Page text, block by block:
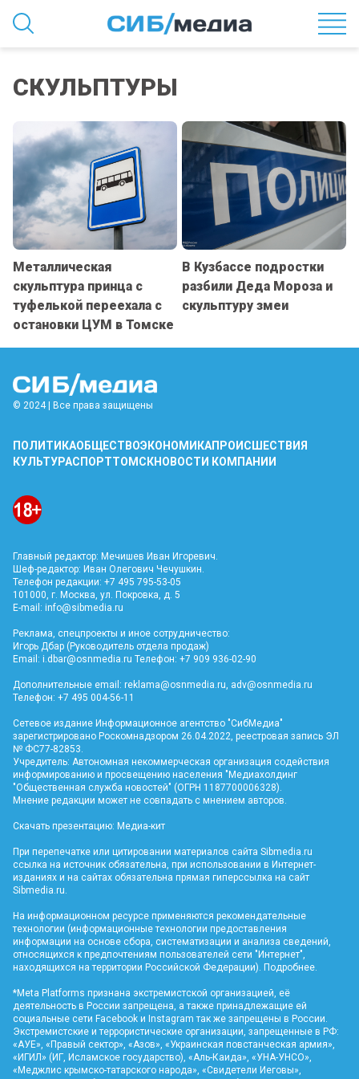
СКУЛЬПТУРЫ
Металлическая
скульптура принца с
туфелькой переехала с
остановки ЦУМ в Томске
В Кузбассе подростки
разбили Деда Мороза и
скульптуру змеи
© 2024 | Все права защищены
ПОЛИТИКАОБЩЕСТВОЭКОНОМИКАПРОИСШЕСТВИЯ
КУЛЬТУРАСПОРТТОМСКНОВОСТИ КОМПАНИИ
Главный редактор: Мечишев Иван Игоревич.
Шеф-редактор: Иван Олегович Чечушкин.
Телефон редакции: +7 495 795-53-05
101000, г. Москва, ул. Покровка, д. 5
E-mail: info@sibmedia.ru
Реклама, спецпроекты и иное сотрудничество:
Игорь Дбар (Руководитель отдела продаж)
Email: i.dbar@osnmedia.ru Телефон: +7 909 936-02-90
Дополнительные email: reklama@osnmedia.ru adv@osnmedia.ru
Телефон: +7 495 004-56-11
Сетевое издание Информационное агентство "СибМедиа"
зарегистрировано Роскомнадзором 26.04.2022, реестровая запись ЭЛ
№ ФС77-82853.
Учредитель: Автономная некоммерческая организация содействия
информированию и просвещению населения "Медиахолдинг
"Общественная служба новостей" (ОГРН 1187700006328).
Мнение редакции может не совпадать с мнением авторов.
Скачать презентацию: Медиа-кит
При перепечатке или цитировании материалов сайта Sibmedia.ru
ссылка на источник обязательна, при использовании в Интернет-
изданиях и на сайтах обязательна прямая гиперссылка на сайт
Sibmedia.ru
На информационном ресурсе применяются рекомендательные
технологии (информационные технологии предоставления
информации на основе сбора, систематизации и анализа сведений,
относящихся к предпочтениям пользователей сети "Интернет",
находящихся на территории Российской Федерации). Подробнее
*Meta Platforms признана экстремистской организацией, её
деятельность в России запрещена, а также принадлежащие ей
социальные сети Facebook и Instagram так же запрещены в России.
Экстремистские и террористические организации, запрещенные в РФ:
«АУЕ», «Правый сектор», «Азов», «Украинская повстанческая армия»,
«ИГИЛ» (ИГ, Исламское государство), «Аль-Каида», «УНА-УНСО»,
«Меджлис крымско-татарского народа», «Свидетели Иеговы»,